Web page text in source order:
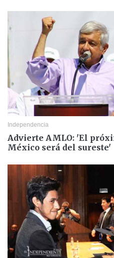
Independencia
Advierte AMLO: 'El
México será del sureste'